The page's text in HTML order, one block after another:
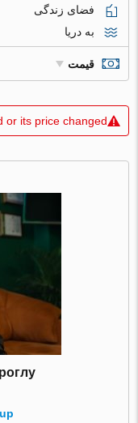
فضای زندگی
به دریا
قیمت
or its price changed